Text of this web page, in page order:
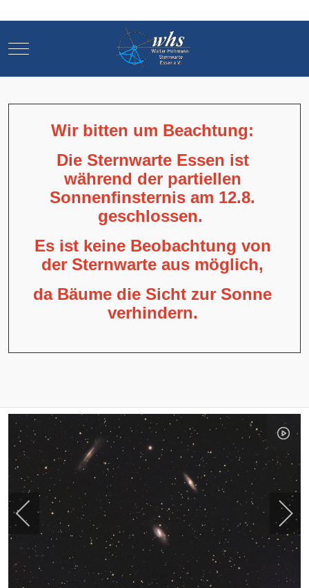
Mobile Menu Toggle
Wir bitten um Beachtung:
Die Sternwarte Essen ist
während der partiellen
Sonnenfinsternis am 12.8.
geschlossen.
Es ist keine Beobachtung von
der Sternwarte aus möglich,
da Bäume die Sicht zur Sonne
verhindern.